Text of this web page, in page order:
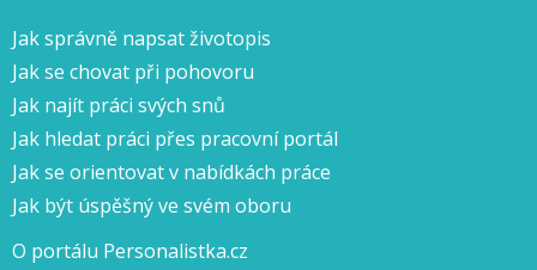
Jak správně napsat životopis
Jak se chovat při pohovoru
Jak najít práci svých snů
Jak hledat práci přes pracovní portál
Jak se orientovat v nabídkách práce
Jak být úspěšný ve svém oboru
O portálu Personalistka.cz